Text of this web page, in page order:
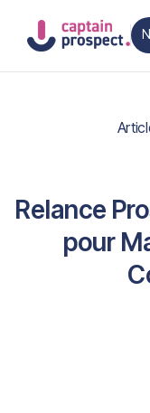
Relance
pour